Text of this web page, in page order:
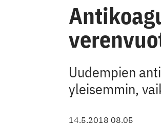
Uudempien
yleisemmin,
14.5.2018 08.05